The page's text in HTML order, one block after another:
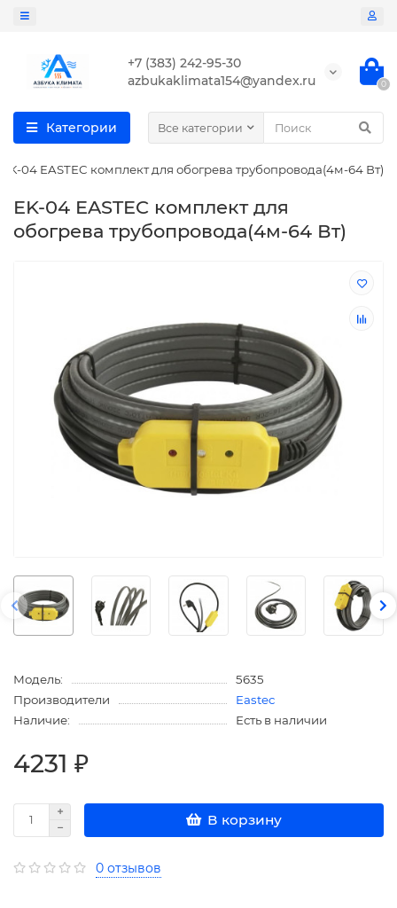
+7 (383) 242-95-30
azbukaklimata154@yandex.ru
0
Категории Все категории
EK-04 EASTEC комплект для обогрева трубопровода(4м-64 Вт)
EK-04 EASTEC комплект для
обогрева трубопровода(4м-64 Вт)
Модель:
5635
Производители
Eastec
Наличие:
Есть в наличии
4231 ₽
В корзину
0 отзывов